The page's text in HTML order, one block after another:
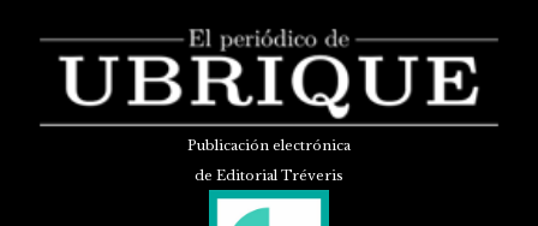
Publicación electrónica
de Editorial Tréveris